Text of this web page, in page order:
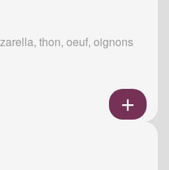
thon, oeuf, oignons